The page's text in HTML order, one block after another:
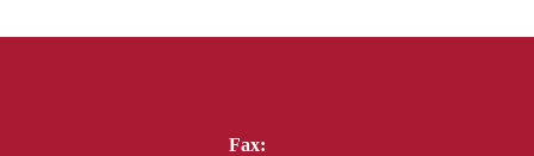
Fax: